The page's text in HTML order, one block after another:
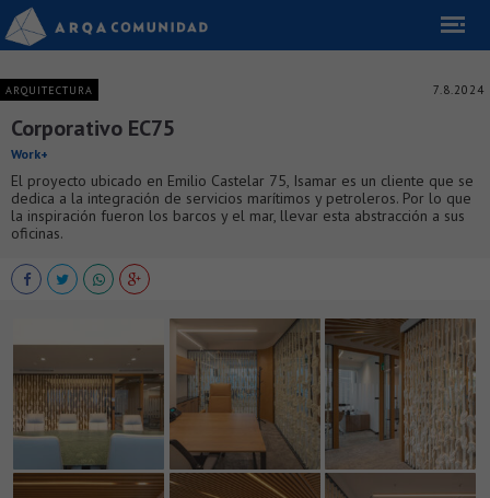
ARQUITECTURA 7.8.2024
Corporativo EC75
Work+
El proyecto ubicado en Emilio Castelar 75, Isamar es un cliente que se
dedica a la integración de servicios marítimos y petroleros. Por lo que
la inspiración fueron los barcos y el mar, llevar esta abstracción a sus
oficinas.